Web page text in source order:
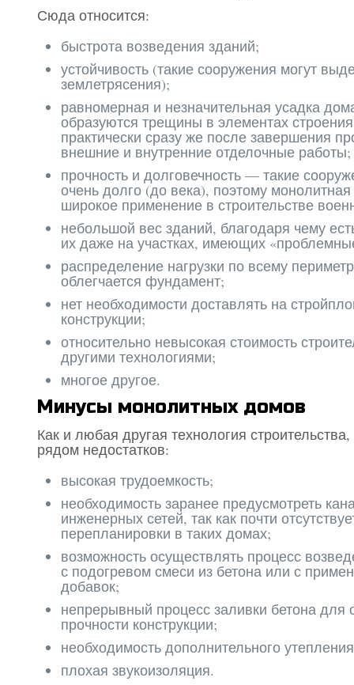
Сюда относится:
быстрота возведения зданий;
устойчивость (такие сооружения могут
землетрясения);
равномерная и незначительная усадка
образуются трещины в элементах
практически сразу же после завершения
внешние и внутренние отделочные работы;
прочность и долговечность — такие
очень долго (до века), поэтому
широкое применение в строительстве
небольшой вес зданий, благодаря чему
их даже на участках, имеющих
распределение нагрузки по всему
облегчается фундамент;
нет необходимости доставлять на
конструкции;
относительно невысокая стоимость
другими технологиями;
многое другое.
Минусы монолитных домов
Как и любая другая технология
рядом недостатков:
высокая трудоемкость;
необходимость заранее предусмотреть
инженерных сетей, так как почти
перепланировки в таких домах;
возможность осуществлять процесс
с подогревом смеси из бетона или с
добавок;
непрерывный процесс заливки бетона для
прочности конструкции;
необходимость дополнительного
плохая звукоизоляция.